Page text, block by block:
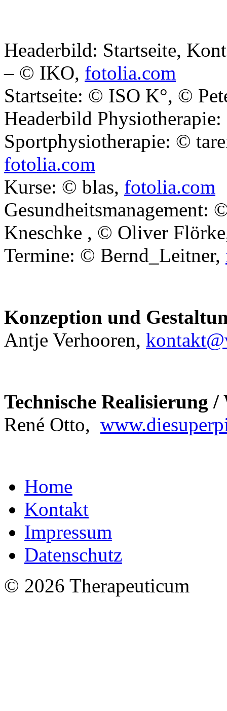
Headerbild: Startseite,
– © IKO, fotolia.com
Startseite: © ISO K°, ©
Headerbild
Sportphysiotherapie: ©
fotolia.com
Kurse: © blas, fotolia.com
Gesundheitsmanagement:
Kneschke , © Oliver
Termine: © Bernd_Leitner,
Konzeption und
Antje Verhooren,
Technische Realisierung
René Otto,
Home
Kontakt
Impressum
Datenschutz
© 2026 Therapeuticum